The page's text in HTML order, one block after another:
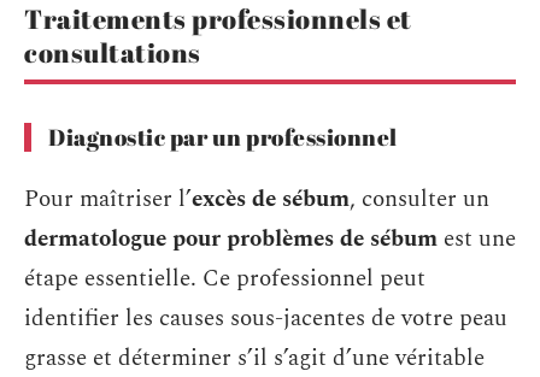
Traitements professionnels et
consultations
Diagnostic par un professionnel
Pour maîtriser l’excès de sébum, consulter un
dermatologue pour problèmes de sébum est une
étape essentielle. Ce professionnel peut
identifier les causes sous-jacentes de votre peau
grasse et déterminer s’il s’agit d’une véritable